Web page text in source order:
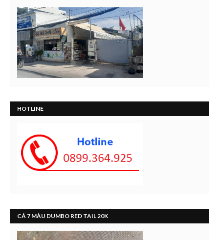
HOTLINE
CÁ 7 MÀU DUMBO RED TAIL 20K